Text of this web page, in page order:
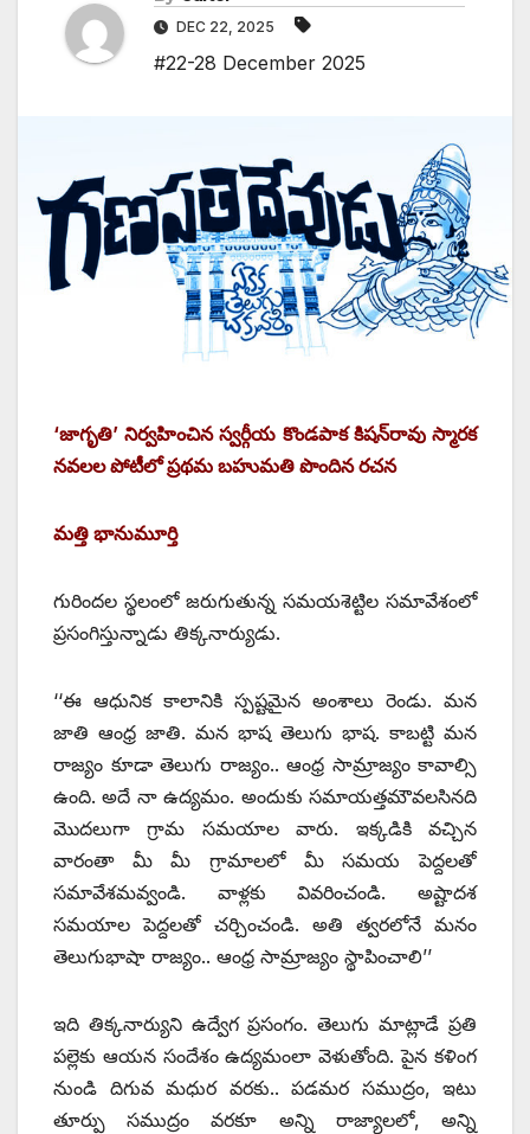
DEC 22, 2025
#22-28 December 2025
‘జాగృతి’ నిర్వహించిన స్వర్గీయ కొండపాక కిషన్‌రావు స్మారక
నవలల పోటీలో ప్రథమ బహుమతి పొందిన రచన
మత్తి భానుమూర్తి
గురిందల స్థలంలో జరుగుతున్న సమయశెట్టిల సమావేశంలో
ప్రసంగిస్తున్నాడు తిక్కనార్యుడు.
‘‘ఈ ఆధునిక కాలానికి స్పష్టమైన అంశాలు రెండు. మన
జాతి ఆంధ్ర జాతి. మన భాష తెలుగు భాష. కాబట్టి మన
రాజ్యం కూడా తెలుగు రాజ్యం.. ఆంధ్ర సామ్రాజ్యం కావాల్సి
ఉంది. అదే నా ఉద్యమం. అందుకు సమాయత్తమౌవలసినది
మొదలుగా గ్రామ సమయాల వారు. ఇక్కడికి వచ్చిన
వారంతా మీ మీ గ్రామాలలో మీ సమయ పెద్దలతో
సమావేశమవ్వండి. వాళ్లకు వివరించండి. అష్టాదశ
సమయాల పెద్దలతో చర్చించండి. అతి త్వరలోనే మనం
తెలుగుభాషా రాజ్యం.. ఆంధ్ర సామ్రాజ్యం స్థాపించాలి’’
ఇది తిక్కనార్యుని ఉద్వేగ ప్రసంగం. తెలుగు మాట్లాడే ప్రతి
పల్లెకు ఆయన సందేశం ఉద్యమంలా వెళుతోంది. పైన కళింగ
నుండి దిగువ మధుర వరకు.. పడమర సముద్రం, ఇటు
తూర్పు సముద్రం వరకూ అన్ని రాజ్యాలలో, అన్ని